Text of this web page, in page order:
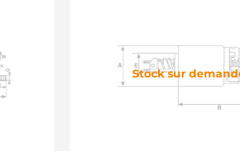
Stock sur